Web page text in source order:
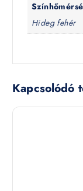
Hideg fehér
Kapcsolódó